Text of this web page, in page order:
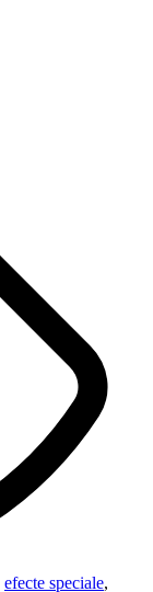
efecte speciale,